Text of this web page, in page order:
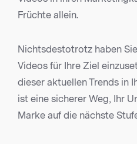
Früchte allein.
Nichtsdestotrotz haben
Videos für Ihre Ziel
dieser aktuellen Trends in
ist eine sicherer Weg, Ihr
Marke auf die nächste